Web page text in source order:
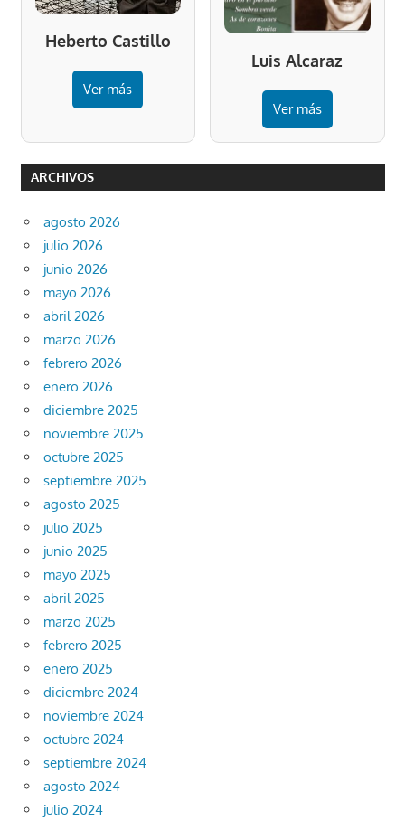
Heberto Castillo
Ver más
Luis Alcaraz
Ver más
ARCHIVOS
agosto 2026
julio 2026
junio 2026
mayo 2026
abril 2026
marzo 2026
febrero 2026
enero 2026
diciembre 2025
noviembre 2025
octubre 2025
septiembre 2025
agosto 2025
julio 2025
junio 2025
mayo 2025
abril 2025
marzo 2025
febrero 2025
enero 2025
diciembre 2024
noviembre 2024
octubre 2024
septiembre 2024
agosto 2024
julio 2024